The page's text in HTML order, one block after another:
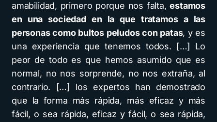
amabilidad, primero porque nos falta,estamos
en una sociedad en la que tratamos a las
personas como bultos peludos con patas, y es
una experiencia que tenemos todos. […] Lo
peor de todo es que hemos asumido que es
normal, no nos sorprende, no nos extraña, al
contrario. […] los expertos han demostrado
que la forma más rápida, más eficaz y más
fácil, o sea rápida, eficaz y fácil, o sea rápida,